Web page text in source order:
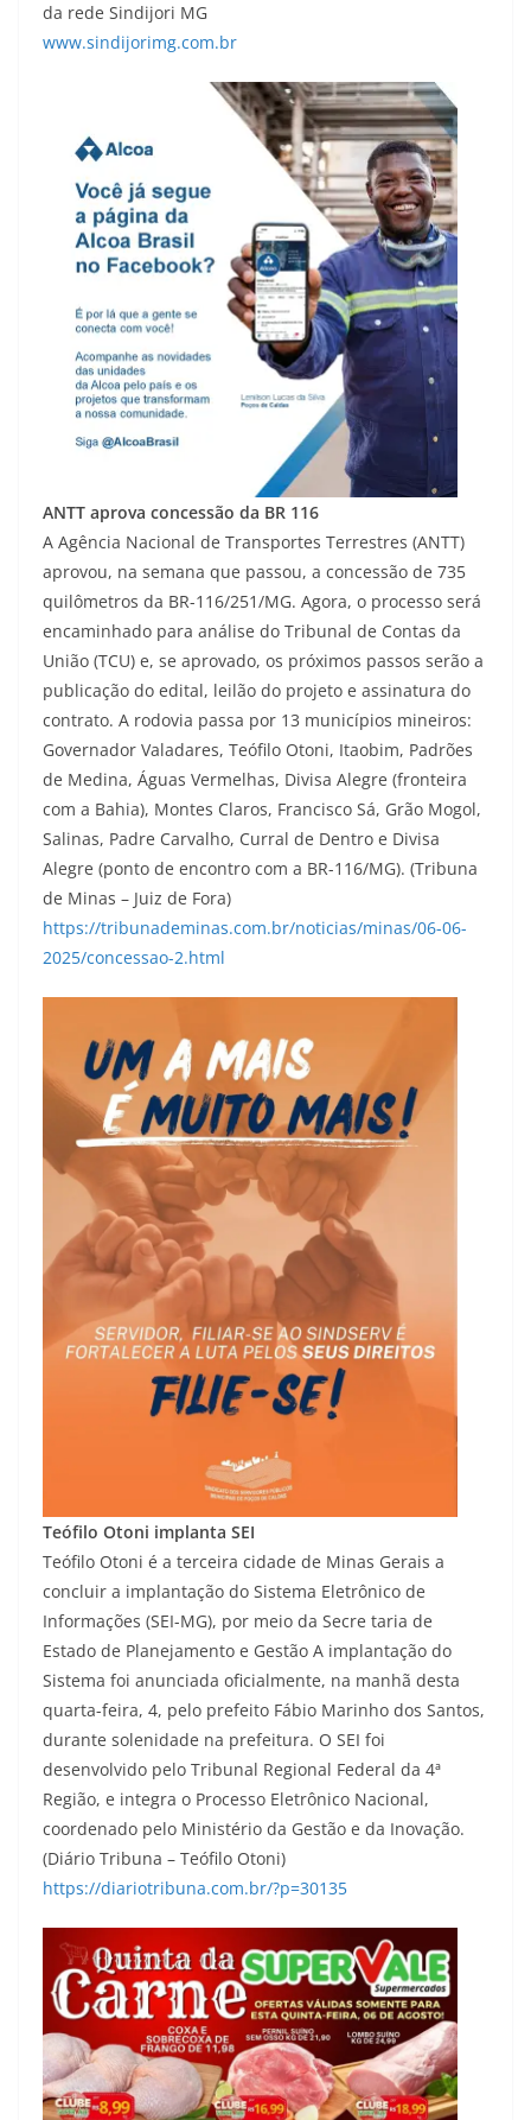
da rede Sindijori MG
www.sindijorimg.com.br
ANTT aprova concessão da BR 116
A Agência Nacional de Transportes Terrestres (ANTT)
aprovou, na semana que passou, a concessão de 735
quilômetros da BR-116/251/MG. Agora, o processo será
encaminhado para análise do Tribunal de Contas da
União (TCU) e, se aprovado, os próximos passos serão a
publicação do edital, leilão do projeto e assinatura do
contrato. A rodovia passa por 13 municípios mineiros:
Governador Valadares, Teófilo Otoni, Itaobim, Padrões
de Medina, Águas Vermelhas, Divisa Alegre (fronteira
com a Bahia), Montes Claros, Francisco Sá, Grão Mogol,
Salinas, Padre Carvalho, Curral de Dentro e Divisa
Alegre (ponto de encontro com a BR-116/MG). (Tribuna
de Minas – Juiz de Fora)
https://tribunademinas.com.br/noticias/minas/06-06-
2025/concessao-2.html
Teófilo Otoni implanta SEI
Teófilo Otoni é a terceira cidade de Minas Gerais a
concluir a implantação do Sistema Eletrônico de
Informações (SEI-MG), por meio da Secre taria de
Estado de Planejamento e Gestão A implantação do
Sistema foi anunciada oficialmente, na manhã desta
quarta-feira, 4, pelo prefeito Fábio Marinho dos Santos,
durante solenidade na prefeitura. O SEI foi
desenvolvido pelo Tribunal Regional Federal da 4ª
Região, e integra o Processo Eletrônico Nacional,
coordenado pelo Ministério da Gestão e da Inovação.
(Diário Tribuna – Teófilo Otoni)
https://diariotribuna.com.br/?p=30135